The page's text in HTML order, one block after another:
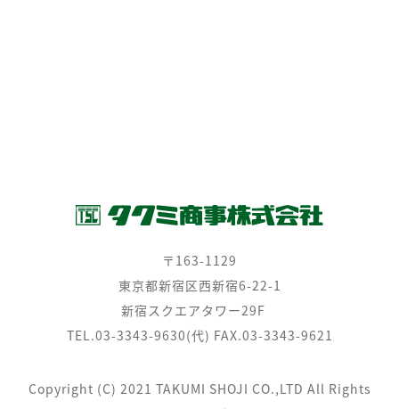
〒163-1129
東京都新宿区西新宿6-22-1
新宿スクエアタワー29F
TEL.03-3343-9630(代) FAX.03-3343-9621
Copyright (C) 2021 TAKUMI SHOJI CO.,LTD All Rights